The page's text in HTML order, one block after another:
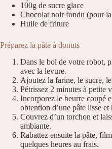
100g de sucre glace
Chocolat noir fondu (pour
Huile de friture
Préparez la pâte à donuts
Dans le bol de votre robot,
avec la levure.
Ajoutez la farine, le sucre,
Pétrissez 2 minutes à petite
Incorporez le beurre coupé
obtention d’une pâte lisse et
Couvrez d’un torchon et
ambiante.
Rabattez ensuite la pâte,
quelques heures au frais.